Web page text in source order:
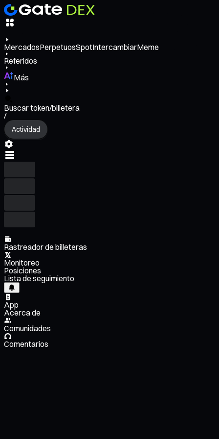
MercadosPerpetuosSpotIntercambiarMeme
Referidos
Más
Buscar token/billetera
/
Actividad
Rastreador de billeteras
Monitoreo
Posiciones
Lista de seguimiento
App
Acerca de
Comunidades
Comentarios